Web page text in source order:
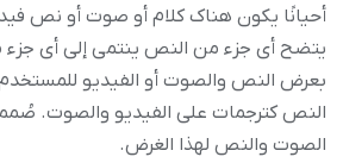
أحیانًا یکون هناک کلام أو صوت أو نص
یتضح أی جزء من النص ینتمی إلى أی
بعرض النص والصوت أو الفیدیو
النص کترجمات على الفیدیو والصوت. صُمم
الصوت والنص لهذا الغرض.